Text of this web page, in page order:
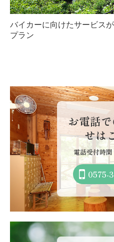
バイカーに向けたサービス
プラン
お電話
せは
電話受付時
0575-